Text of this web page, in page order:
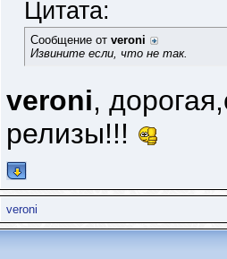
Цитата:
Сообщение от veroni
Извините если, что не так.
veroni,
релизы!!!
veroni